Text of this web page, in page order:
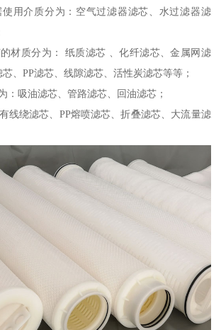
用介质分为：空气过滤器滤芯、水过滤器滤
材质分为： 纸质滤芯 、化纤滤芯、金属网滤
、PP滤芯、线隙滤芯、活性炭滤芯等等；
：吸油滤芯、管路滤芯、回油滤芯；
线绕滤芯、PP熔喷滤芯、折叠滤芯、大流量滤